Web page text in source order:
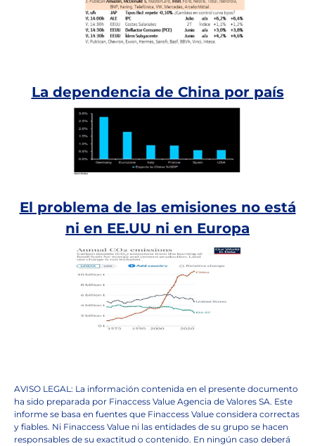
La dependencia de China por país
El problema de las emisiones no está
ni en EE.UU ni en Europa
AVISO LEGAL: La información contenida en el presente documento
ha sido preparada por Finaccess Value Agencia de Valores SA. Este
informe se basa en fuentes que Finaccess Value considera correctas
y fiables. Ni Finaccess Value ni las entidades de su grupo se hacen
responsables de su exactitud o contenido. En ningún caso deberá